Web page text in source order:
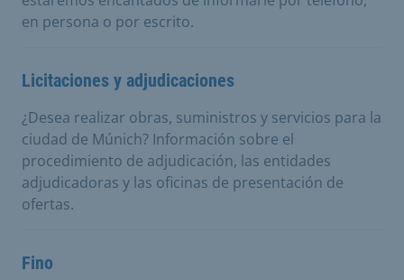
en persona o por escrito.
Licitaciones y adjudicaciones
¿Desea realizar obras, suministros y servicios para la
ciudad de Múnich? Información sobre el
procedimiento de adjudicación, las entidades
adjudicadoras y las oficinas de presentación de
ofertas.
Fino